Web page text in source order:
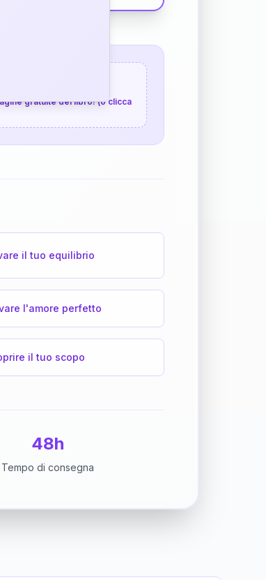
gratuite del libro! (o clicca
il tuo equilibrio
l'amore perfetto
il tuo scopo
48h
Tempo di consegna